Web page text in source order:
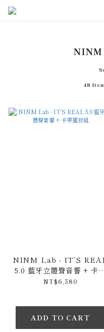
48
NINM Lab - IT’S
5.0 藍牙立體聲音響 + 卡
播放組
NT$6,580
ADD TO CART